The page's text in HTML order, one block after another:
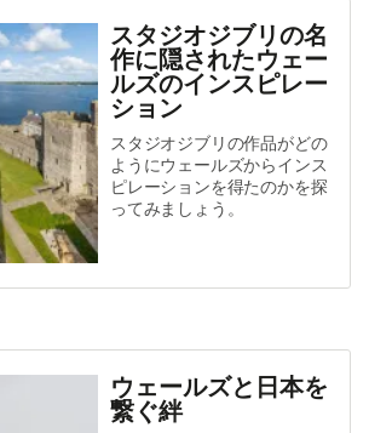
スタジオジブリの名
作に隠されたウェー
ルズのインスピレー
ション
スタジオジブリの作品がどの
ようにウェールズからインス
ピレーションを得たのかを探
ってみましょう。
ウェールズと日本を
繋ぐ絆